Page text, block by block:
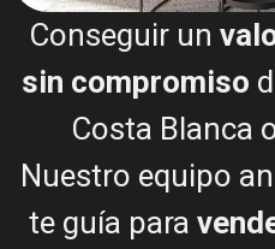
Conseguir un
sin compromiso
Costa Blanca
Nuestro equipo
te guía para